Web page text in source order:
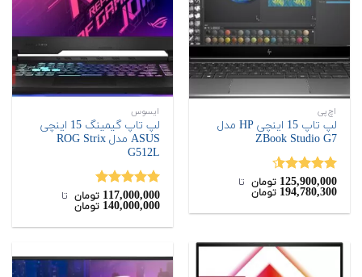
اچ‌پی
لپ تاپ 15 اینچی HP مدل
ZBook Studio G7
نمره4.50
از 5
125,900,000 تومان ‌ تا ‌
194,780,300 تومان
ایسوس
لپ تاپ گیمینگ 15 اینچی
ASUS مدل ROG Strix
G512L
نمره5.00
از 5
117,000,000 تومان ‌ تا ‌
140,000,000 تومان